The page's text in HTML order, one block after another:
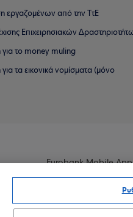
εργαζομένων από την ΤτΕ
Επιχειρησιακών
το money muling
τα εικονικά νομίσματα (μόνο
Eurobank Mobile App